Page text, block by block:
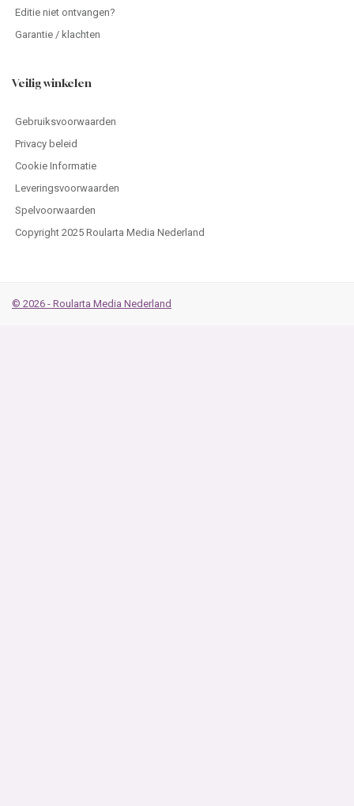
Editie niet ontvangen?
Garantie / klachten
Veilig winkelen
Gebruiksvoorwaarden
Privacy beleid
Cookie Informatie
Leveringsvoorwaarden
Spelvoorwaarden
Copyright 2025 Roularta Media Nederland
© 2026 - Roularta Media Nederland